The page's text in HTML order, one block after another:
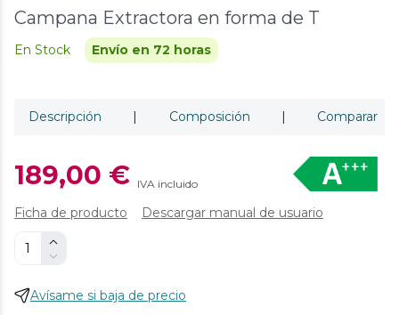
Campana Extractora en forma de T
En Stock Envío en 72 horas
Descripción | Composición | Comparar
189,00 € IVA incluido
Ficha de producto Descargar manual de usuario
Avísame si baja de precio